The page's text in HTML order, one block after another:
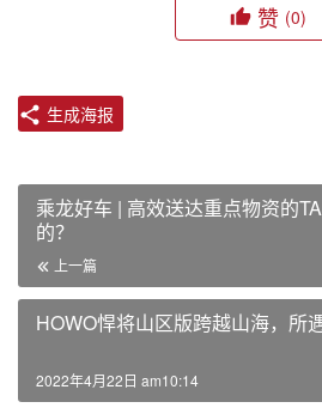
赞 (0)
生成海报
乘龙好车 | 高效送达重点物资的
的？
上一篇
HOWO悍将山区版跨越山海，所
2022年4月22日 am10:14